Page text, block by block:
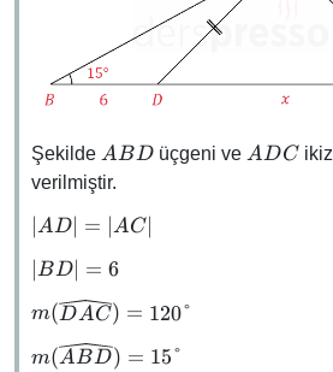
Şekilde ABD
ABD üçgeni veADC
ADC
verilmiştir.
\abs{AD}
\abs{AC}
AD = ∣AC
\abs{BD}
BD = 6
m(\widehat{DAC})
= 120°
m(DAC) = 120°
m(\widehat{ABD})
m(ABD) = 15°